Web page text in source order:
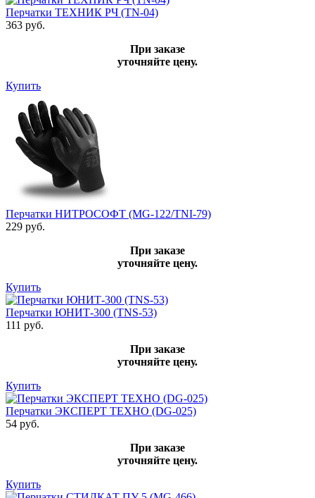
Перчатки ТЕХНИК РЧ (TN-04)
363 руб.
При заказе
уточняйте цену.
Купить
Перчатки НИТРОСОФТ (MG-122/TNI-79)
229 руб.
При заказе
уточняйте цену.
Купить
Перчатки ЮНИТ-300 (TNS-53)
111 руб.
При заказе
уточняйте цену.
Купить
Перчатки ЭКСПЕРТ ТЕХНО (DG-025)
54 руб.
При заказе
уточняйте цену.
Купить